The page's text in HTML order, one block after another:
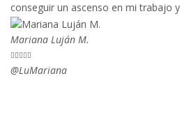
conseguir un ascenso en mi trabajo
Mariana Luján M.

@LuMariana